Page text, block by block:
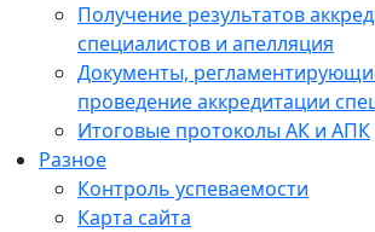
Получение результатов
специалистов и апелляция
Документы,
проведение аккредитации
Итоговые протоколы АК и АПК
Разное
Контроль успеваемости
Карта сайта